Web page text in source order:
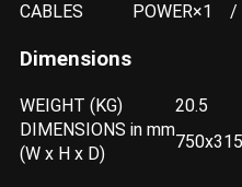
CABLES
POWER×1 /
Dimensions
WEIGHT (KG)
20.5
DIMENSIONS in mm
(W x H x D)